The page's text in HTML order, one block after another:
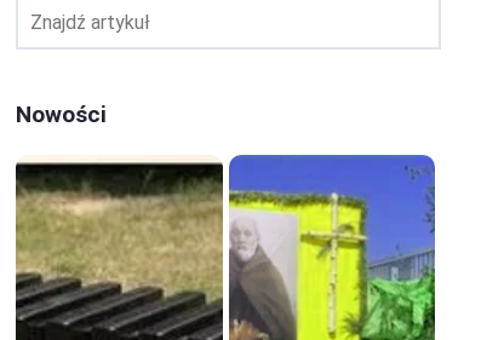
Nowości